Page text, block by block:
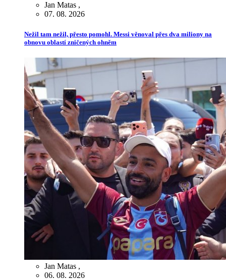
Jan Matas ,
07. 08. 2026
Nežil tam nežil, přesto pomohl. Messi věnoval přes dva miliony na
obnovu oblastí zničených ohněm
Jan Matas ,
06. 08. 2026